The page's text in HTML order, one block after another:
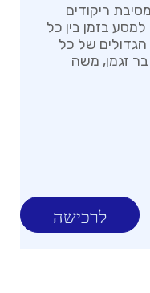
ריקודים
בזמן בין כל
הגדולים של כל
זגמן, משה
לרכישה